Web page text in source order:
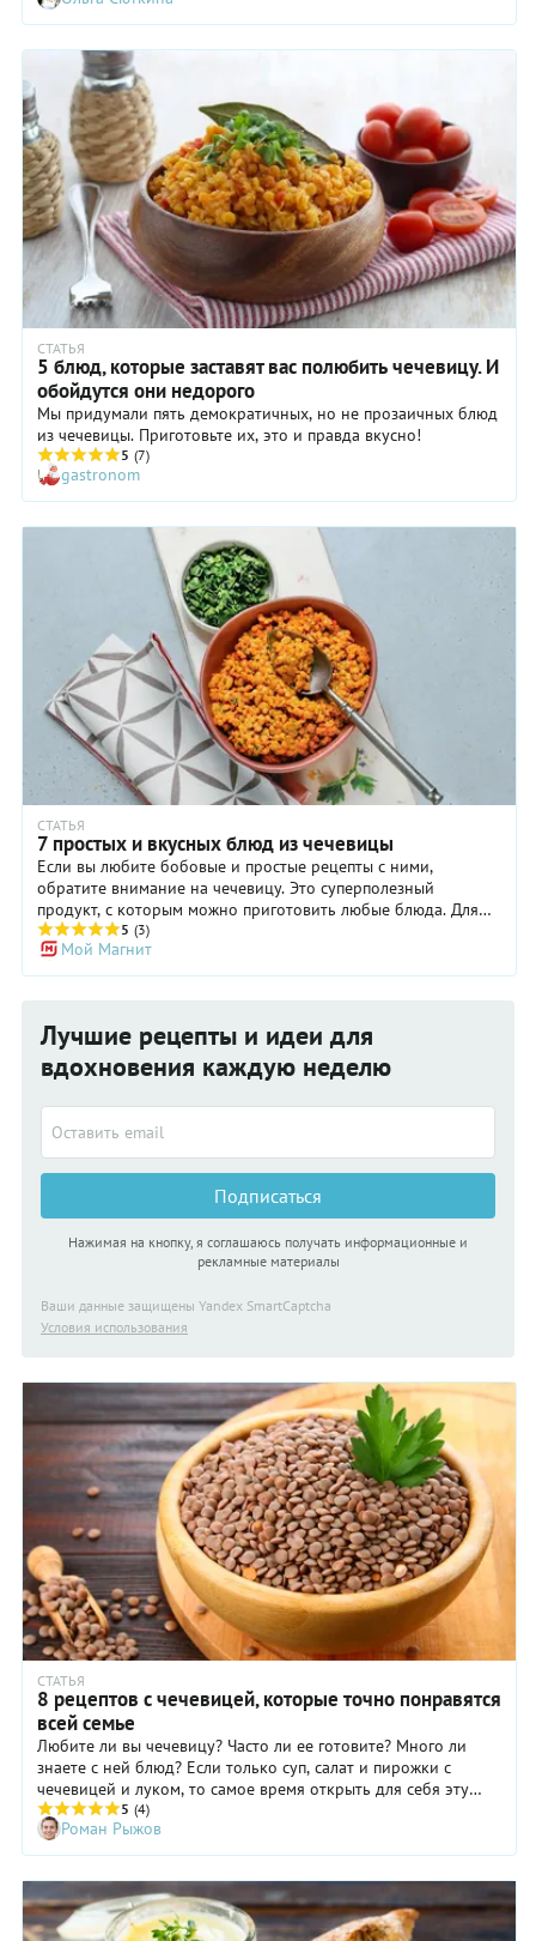
Разберемся по порядку. Ведь если выбрать правильную
чечевицу, сваренный вами суп получится гладким и нежным,
а салат будет зернышко к зернышку. Красная, зеленая,
коричневая, черная — чечевица разная не только по цвету,
но и по кулинарному назначению.
СТАТЬЯ
5 блюд, которые заставят вас полюбить чечевицу. И
обойдутся они недорого
Мы придумали пять демократичных, но не прозаичных блюд
из чечевицы. Приготовьте их, это и правда вкусно!
5 (7)
gastronom
СТАТЬЯ
7 простых и вкусных блюд из чечевицы
Если вы любите бобовые и простые рецепты с ними,
обратите внимание на чечевицу. Это суперполезный
продукт, с которым можно приготовить любые блюда. Для
завтрака выберите максимально питательную рисовую кашу
с чечевицей и беконом. На обед подойдет чечевичная
похлебка с сосисками в качестве первого, а на второе —
чечевицы или салат с кальмарами. У нас есть даже
диетический рецепт — чечевичные блинчики с яичницей и
помидорами. Простые блюда из чечевицы не требуют
больших затрат и особых кулинарных умений. Зато сколько
удовольствия можно получить, потратив немного времени
5 (3)
Мой Магнит
Лучшие рецепты и идеи для
вдохновения каждую неделю
Подписаться
Нажимая на кнопку, я соглашаюсь получать информационные и
рекламные материалы
Ваши данные защищены Yandex SmartCaptcha
Условия использования
СТАТЬЯ
8 рецептов с чечевицей, которые точно понравятся
всей семье
Любите ли вы чечевицу? Часто ли ее готовите? Много ли
знаете с ней блюд? Если только суп, салат и пирожки с
чечевицей и луком, то самое время открыть для себя эту
чрезвычайно полезную и вкусную культуру. Чечевица на
гарнир прекрасно разнообразит ваше меню, а благодаря
овощам и специям придется по вкусу и взрослым, и детям.
5 (4)
Роман Рыжов